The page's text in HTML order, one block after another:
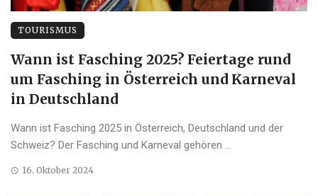
TOURISMUS
Wann ist Fasching 2025? Feiertage rund
um Fasching in Österreich und Karneval
in Deutschland
Wann ist Fasching 2025 in Österreich, Deutschland und der
Schweiz? Der Fasching und Karneval gehören ...
16. Oktober 2024